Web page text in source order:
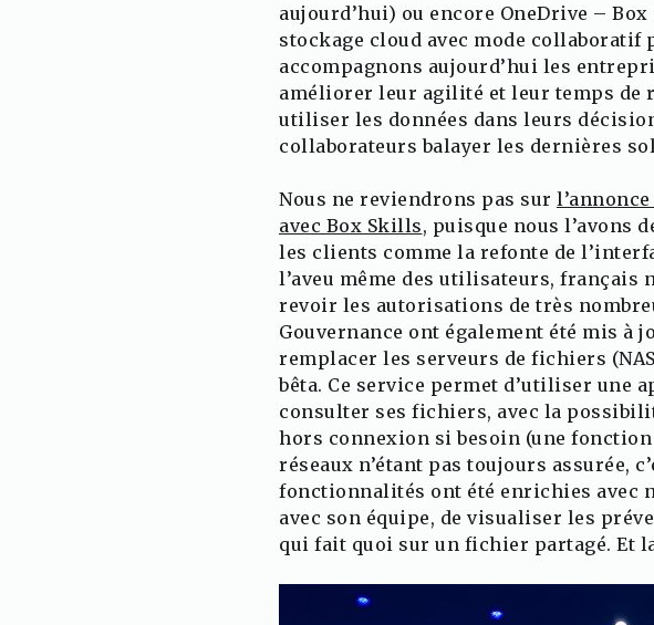
aujourd’hui) ou encore OneDrive –
stockage cloud avec mode collaboratif
accompagnons aujourd’hui les
améliorer leur agilité et leur temps de
utiliser les données dans leurs
collaborateurs balayer les dernières
Nous ne reviendrons pas sur
avec Box Skills, puisque nous l’avons
les clients comme la refonte de
l’aveu même des utilisateurs, français
revoir les autorisations de très
Gouvernance ont également été mis à
remplacer les serveurs de fichiers
bêta. Ce service permet d’utiliser une
consulter ses fichiers, avec la
hors connexion si besoin (une fonction
réseaux n’étant pas toujours assurée,
fonctionnalités ont été enrichies avec
avec son équipe, de visualiser les
qui fait quoi sur un fichier partagé. Et